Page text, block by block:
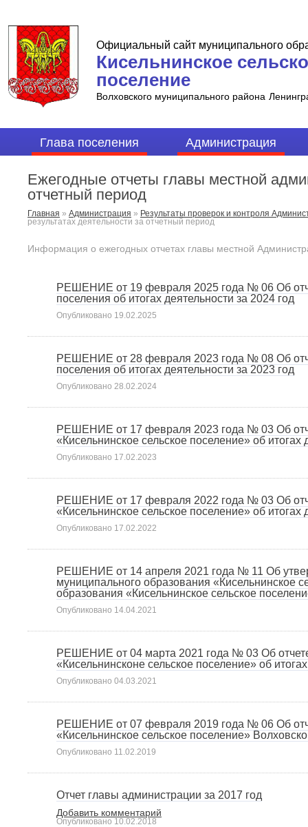
Официальный сайт муниципального
Кисельнинское
поселение
Волховского муниципального района
Глава поселения Администрация
Ежегодные отчеты главы местной
отчетный период
Главная » Администрация » Результаты проверок и контроля
результатах деятельности за отчетный период
Информация о ежегодных отчетах главы местной
РЕШЕНИЕ от 19 февраля 2025 года № 06 Об
поселения об итогах деятельности за 2024 год
Опубликовано 19.02.2025
РЕШЕНИЕ от 28 февраля 2023 года № 08 Об
поселения об итогах деятельности за 2023 год
Опубликовано 28.02.2024
РЕШЕНИЕ от 17 февраля 2023 года № 03 Об
«Кисельнинское сельское поселение» об итогах
Опубликовано 17.02.2023
РЕШЕНИЕ от 17 февраля 2022 года № 03 Об
«Кисельнинское сельское поселение» об итогах
Опубликовано 17.02.2022
РЕШЕНИЕ от 14 апреля 2021 года № 11 Об
муниципального образования «Кисельнинское
образования «Кисельнинское сельское
Опубликовано 14.04.2021
РЕШЕНИЕ от 04 марта 2021 года № 03 Об
«Кисельнинсконе сельское поселение» об
Опубликовано 04.03.2021
РЕШЕНИЕ от 07 февраля 2019 года № 06 Об
«Кисельнинское сельское поселение»
Опубликовано 11.02.2019
Отчет главы администрации за 2017 год
Добавить комментарий
Опубликовано 10.02.2018